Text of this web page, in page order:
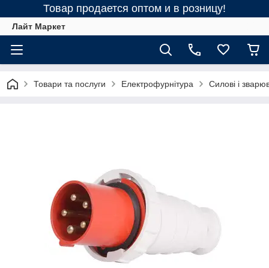
Товар продается оптом и в розницу!
Лайт Маркет
Товари та послуги Електрофурнітура Силові і